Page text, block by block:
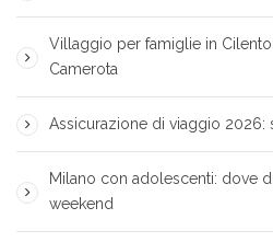
Villaggio per famiglie in
Camerota
Assicurazione di viaggio 2026:
Milano con adolescenti: dove
weekend